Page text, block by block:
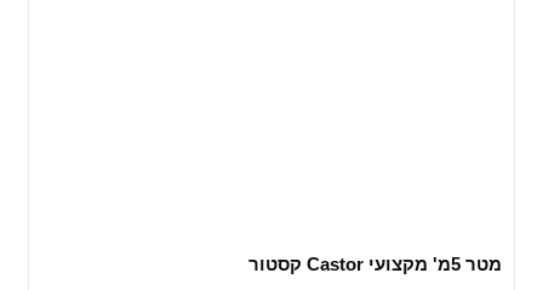
מטר 5מ' מקצועי Castor קסטור